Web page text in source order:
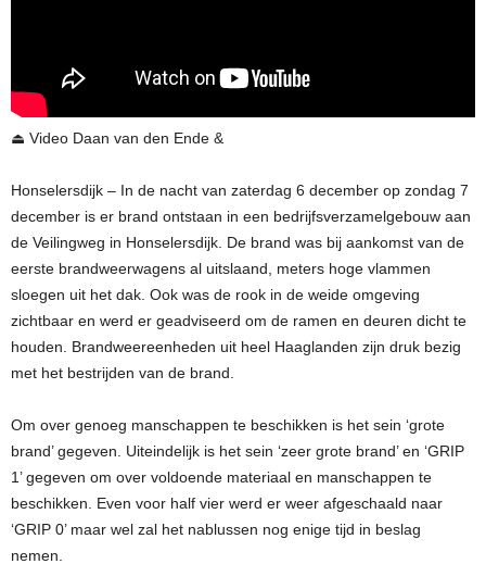
⏏ Video Daan van den Ende &
Honselersdijk – In de nacht van zaterdag 6 december op zondag 7
december is er brand ontstaan in een bedrijfsverzamelgebouw aan
de Veilingweg in Honselersdijk. De brand was bij aankomst van de
eerste brandweerwagens al uitslaand, meters hoge vlammen
sloegen uit het dak. Ook was de rook in de weide omgeving
zichtbaar en werd er geadviseerd om de ramen en deuren dicht te
houden. Brandweereenheden uit heel Haaglanden zijn druk bezig
met het bestrijden van de brand.
Om over genoeg manschappen te beschikken is het sein ‘grote
brand’ gegeven. Uiteindelijk is het sein ‘zeer grote brand’ en ‘GRIP
1’ gegeven om over voldoende materiaal en manschappen te
beschikken. Even voor half vier werd er weer afgeschaald naar
‘GRIP 0’ maar wel zal het nablussen nog enige tijd in beslag
nemen.